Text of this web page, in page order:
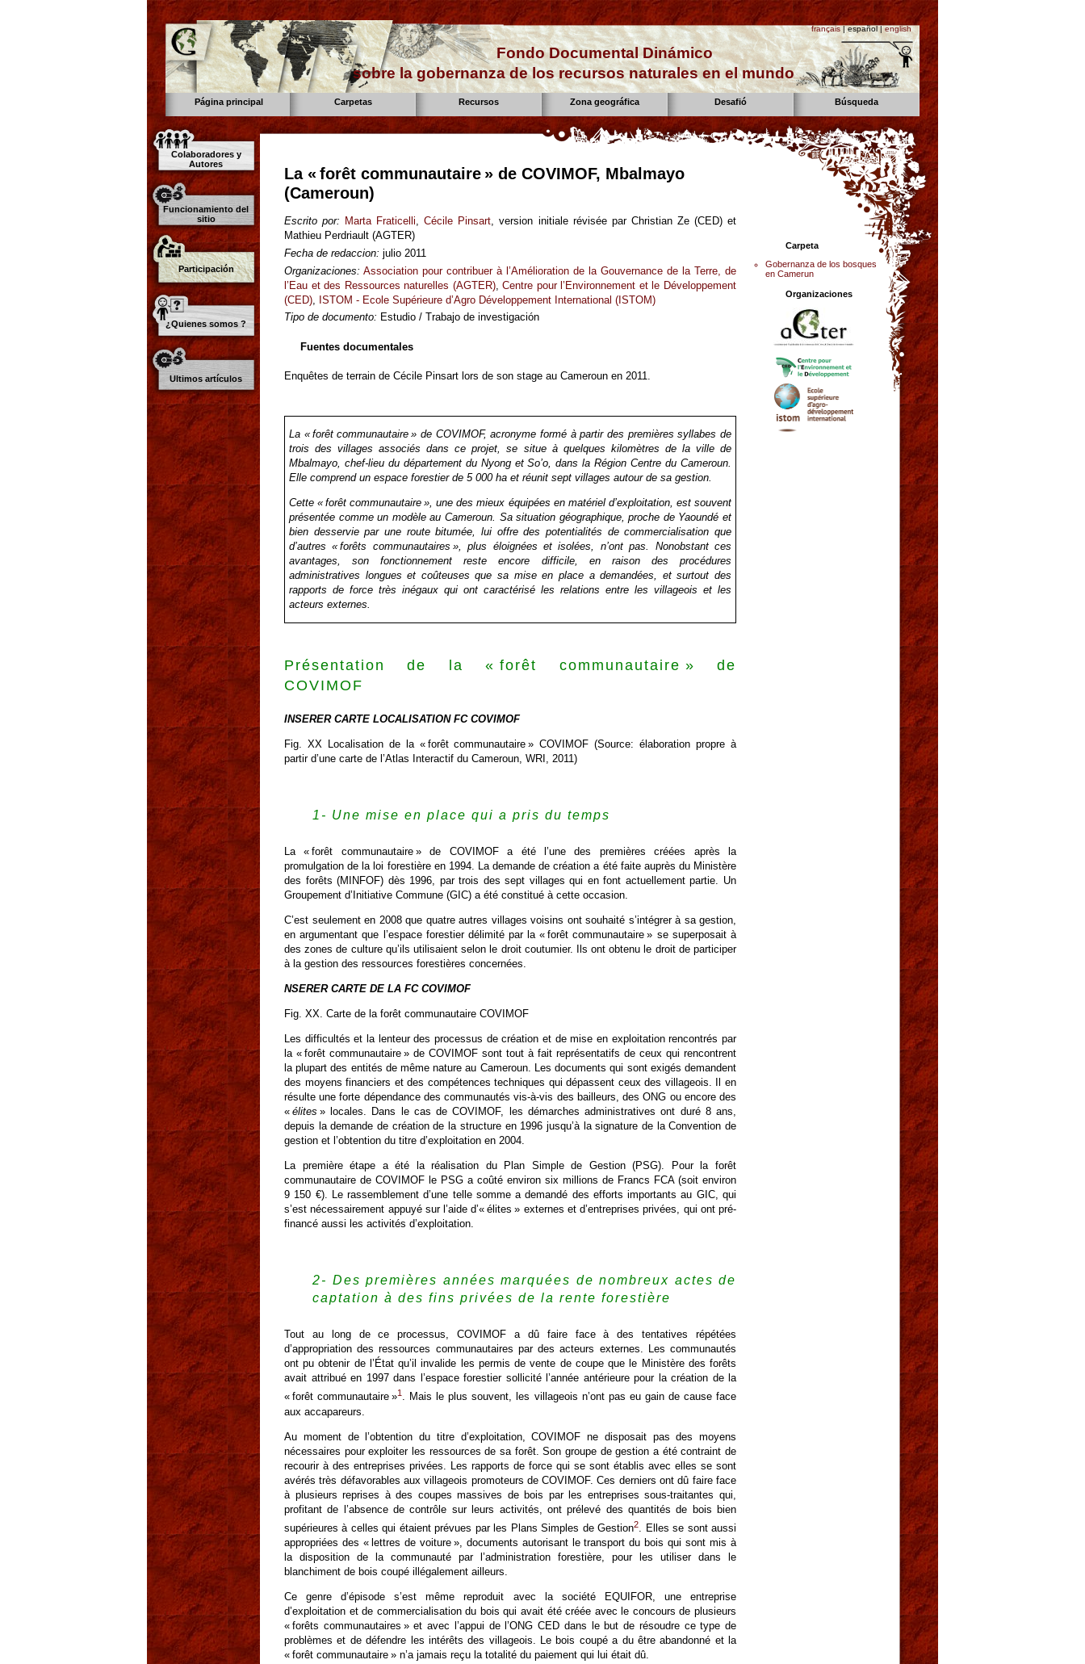
français| español |english
Fondo Documental Dinámico
sobre la gobernanza de los recursos naturales en el mundo
Página principal Carpetas Recursos Zona geográfica Desafió Búsqueda
Colaboradores y
Autores
Funcionamiento del
sitio
Participación
¿Quienes somos ?
Ultimos artículos
La « forêt communautaire » de COVIMOF, Mbalmayo
(Cameroun)
Escrito por: Marta Fraticelli ,Cécile Pinsart , version initiale révisée par Christian Ze (CED) et
Mathieu Perdriault (AGTER)
Fecha de redaccion: julio 2011
Organizaciones: Association pour contribuer à l’Amélioration de la Gouvernance de la Terre, de
l’Eau et des Ressources naturelles (AGTER),Centre pour l’Environnement et le Développement
(CED) ISTOM - Ecole Supérieure d’Agro Développement International (ISTOM)
Tipo de documento: Estudio / Trabajo de investigación
Fuentes documentales
Enquêtes de terrain de Cécile Pinsart lors de son stage au Cameroun en 2011.
La « forêt communautaire » de COVIMOF, acronyme formé à partir des premières syllabes de
trois des villages associés dans ce projet, se situe à quelques kilomètres de la ville de
Mbalmayo, chef-lieu du département du Nyong et So’o, dans la Région Centre du Cameroun.
Elle comprend un espace forestier de 5 000 ha et réunit sept villages autour de sa gestion.
Cette « forêt communautaire », une des mieux équipées en matériel d’exploitation, est souvent
présentée comme un modèle au Cameroun. Sa situation géographique, proche de Yaoundé et
bien desservie par une route bitumée, lui offre des potentialités de commercialisation que
d’autres « forêts communautaires », plus éloignées et isolées, n’ont pas. Nonobstant ces
avantages, son fonctionnement reste encore difficile, en raison des procédures
administratives longues et coûteuses que sa mise en place a demandées, et surtout des
rapports de force très inégaux qui ont caractérisé les relations entre les villageois et les
acteurs externes.
Présentation de la « forêt communautaire » de
COVIMOF
INSERER CARTE LOCALISATION FC COVIMOF
Fig. XX Localisation de la « forêt communautaire » COVIMOF (Source: élaboration propre à
partir d’une carte de l’Atlas Interactif du Cameroun, WRI, 2011)
1- Une mise en place qui a pris du temps
La « forêt communautaire » de COVIMOF a été l’une des premières créées après la
promulgation de la loi forestière en 1994. La demande de création a été faite auprès du Ministère
des forêts (MINFOF) dès 1996, par trois des sept villages qui en font actuellement partie. Un
Groupement d’Initiative Commune (GIC) a été constitué à cette occasion.
C’est seulement en 2008 que quatre autres villages voisins ont souhaité s’intégrer à sa gestion,
en argumentant que l’espace forestier délimité par la « forêt communautaire » se superposait à
des zones de culture qu’ils utilisaient selon le droit coutumier. Ils ont obtenu le droit de participer
à la gestion des ressources forestières concernées.
NSERER CARTE DE LA FC COVIMOF
Fig. XX. Carte de la forêt communautaire COVIMOF
Les difficultés et la lenteur des processus de création et de mise en exploitation rencontrés par
la « forêt communautaire » de COVIMOF sont tout à fait représentatifs de ceux qui rencontrent
la plupart des entités de même nature au Cameroun. Les documents qui sont exigés demandent
des moyens financiers et des compétences techniques qui dépassent ceux des villageois. Il en
résulte une forte dépendance des communautés vis-à-vis des bailleurs, des ONG ou encore des
« élites » locales. Dans le cas de COVIMOF, les démarches administratives ont duré 8 ans,
depuis la demande de création de la structure en 1996 jusqu’à la signature de la Convention de
gestion et l’obtention du titre d’exploitation en 2004.
La première étape a été la réalisation du Plan Simple de Gestion (PSG). Pour la forêt
communautaire de COVIMOF le PSG a coûté environ six millions de Francs FCA (soit environ
9 150 €). Le rassemblement d’une telle somme a demandé des efforts importants au GIC, qui
s’est nécessairement appuyé sur l’aide d’« élites » externes et d’entreprises privées, qui ont pré-
financé aussi les activités d’exploitation.
2- Des premières années marquées de nombreux actes de
captation à des fins privées de la rente forestière
Tout au long de ce processus, COVIMOF a dû faire face à des tentatives répétées
d’appropriation des ressources communautaires par des acteurs externes. Les communautés
ont pu obtenir de l’État qu’il invalide les permis de vente de coupe que le Ministère des forêts
avait attribué en 1997 dans l’espace forestier sollicité l’année antérieure pour la création de la
« forêt communautaire »1. Mais le plus souvent, les villageois n’ont pas eu gain de cause face
aux accapareurs.
Au moment de l’obtention du titre d’exploitation, COVIMOF ne disposait pas des moyens
nécessaires pour exploiter les ressources de sa forêt. Son groupe de gestion a été contraint de
recourir à des entreprises privées. Les rapports de force qui se sont établis avec elles se sont
avérés très défavorables aux villageois promoteurs de COVIMOF. Ces derniers ont dû faire face
à plusieurs reprises à des coupes massives de bois par les entreprises sous-traitantes qui,
profitant de l’absence de contrôle sur leurs activités, ont prélevé des quantités de bois bien
supérieures à celles qui étaient prévues par les Plans Simples de Gestion2. Elles se sont aussi
appropriées des « lettres de voiture », documents autorisant le transport du bois qui sont mis à
la disposition de la communauté par l’administration forestière, pour les utiliser dans le
blanchiment de bois coupé illégalement ailleurs.
Ce genre d’épisode s’est même reproduit avec la société EQUIFOR, une entreprise
d’exploitation et de commercialisation du bois qui avait été créée avec le concours de plusieurs
« forêts communautaires » et avec l’appui de l’ONG CED dans le but de résoudre ce type de
problèmes et de défendre les intérêts des villageois. Le bois coupé a du être abandonné et la
« forêt communautaire » n’a jamais reçu la totalité du paiement qui lui était dû.
Carpeta
Gobernanza de los bosques
en Camerun
Organizaciones